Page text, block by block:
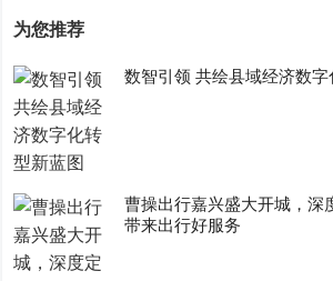
为您推荐
数智引领 共绘县域经济数
曹操出行嘉兴盛大开城，深
带来出行好服务